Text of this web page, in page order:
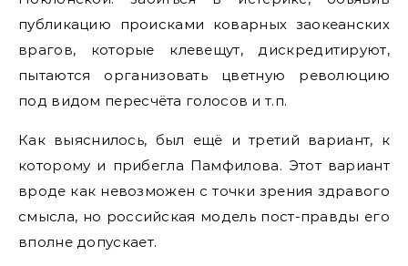
публикацию происками коварных заокеанских
врагов, которые клевещут, дискредитируют,
пытаются организовать цветную революцию
под видом пересчёта голосов и т.п.
Как выяснилось, был ещё и третий вариант, к
которому и прибегла Памфилова. Этот вариант
вроде как невозможен с точки зрения здравого
смысла, но российская модель пост-правды его
вполне допускает.